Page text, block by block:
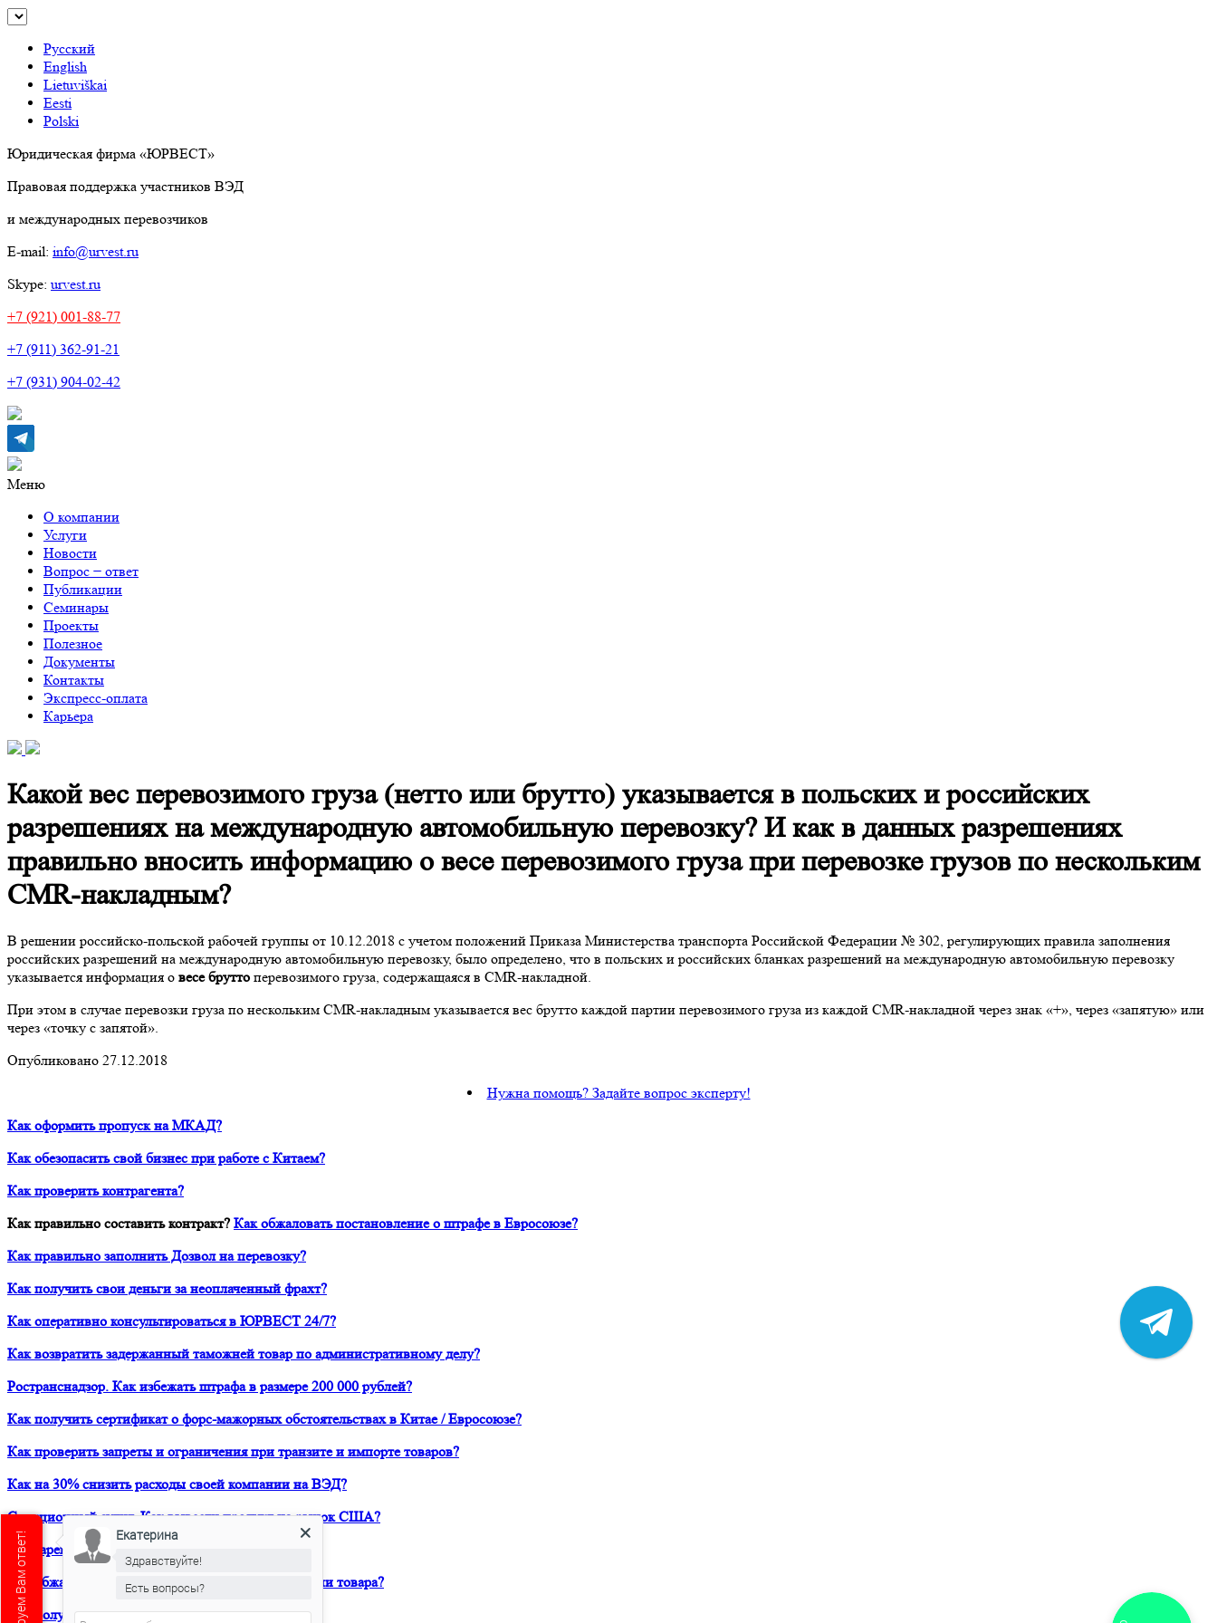
Русский
English
Lietuviškai
Eesti
Polski
Юридическая фирма «ЮРВЕСТ»
Правовая поддержка участников ВЭД
и международных перевозчиков
E-mail: info@urvest.ru
Skype: urvest.ru
+7 (921) 001-88-77
+7 (911) 362-91-21
+7 (931) 904-02-42
Меню
О компании
Услуги
Новости
Вопрос − ответ
Публикации
Семинары
Проекты
Полезное
Документы
Контакты
Экспресс-оплата
Карьера
Какой вес перевозимого груза (нетто или брутто) указывается в польских и российских
разрешениях на международную автомобильную перевозку? И как в данных разрешениях
правильно вносить информацию о весе перевозимого груза при перевозке грузов по нескольким
CMR-накладным?
В решении российско-польской рабочей группы от 10.12.2018 с учетом положений Приказа Министерства транспорта Российской Федерации № 302, регулирующих правила заполнения
российских разрешений на международную автомобильную перевозку, было определено, что в польских и российских бланках разрешений на международную автомобильную перевозку
указывается информация о весе брутто перевозимого груза, содержащаяся в CMR-накладной.
При этом в случае перевозки груза по нескольким CMR-накладным указывается вес брутто каждой партии перевозимого груза из каждой CMR-накладной через знак «+», через «запятую» или
через «точку с запятой».
Опубликовано 27.12.2018
Нужна помощь? Задайте вопрос эксперту!
Как оформить пропуск на МКАД?
Как обезопасить свой бизнес при работе с Китаем?
Как проверить контрагента?
Как правильно составить контракт? Как обжаловать постановление о штрафе в Евросоюзе?
Как правильно заполнить Дозвол на перевозку?
Как получить свои деньги за неоплаченный фрахт?
Как оперативно консультироваться в ЮРВЕСТ 24/7?
Как возвратить задержанный таможней товар по административному делу?
Ространснадзор. Как избежать штрафа в размере 200 000 рублей?
Как получить сертификат о форс-мажорных обстоятельствах в Китае / Евросоюзе?
Как проверить запреты и ограничения при транзите и импорте товаров?
Как на 30% снизить расходы своей компании на ВЭД?
Санкционный аудит. Как вывести продукт на рынок США?
Как зарегистрировать товарный знак в ТРОИС?
Как обжаловать решение таможни о классификации товара?
Как получить предварительное классрешение?
Екатерина
Здравствуйте!
Есть вопросы?
Екатеринапечатает...